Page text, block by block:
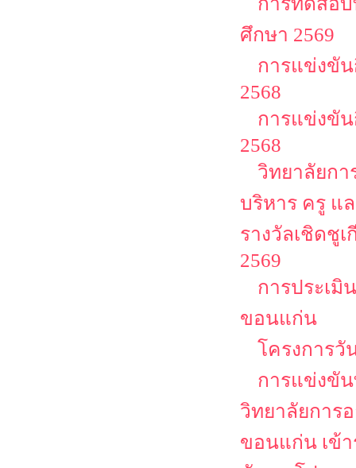
ศึกษา 2569
การแข่งขัน
2568
การแข่งขัน
2568
วิทยาลัยก
บริหาร ครู แ
รางวัลเชิดชู
2569
การประเมิ
ขอนแก่น
โครงการวั
การแข่งขั
วิทยาลัยการ
ขอนแก่น เข้